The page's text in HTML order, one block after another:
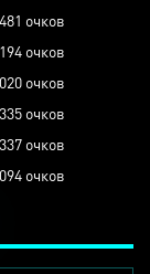
очков
очков
очков
очков
очков
очков